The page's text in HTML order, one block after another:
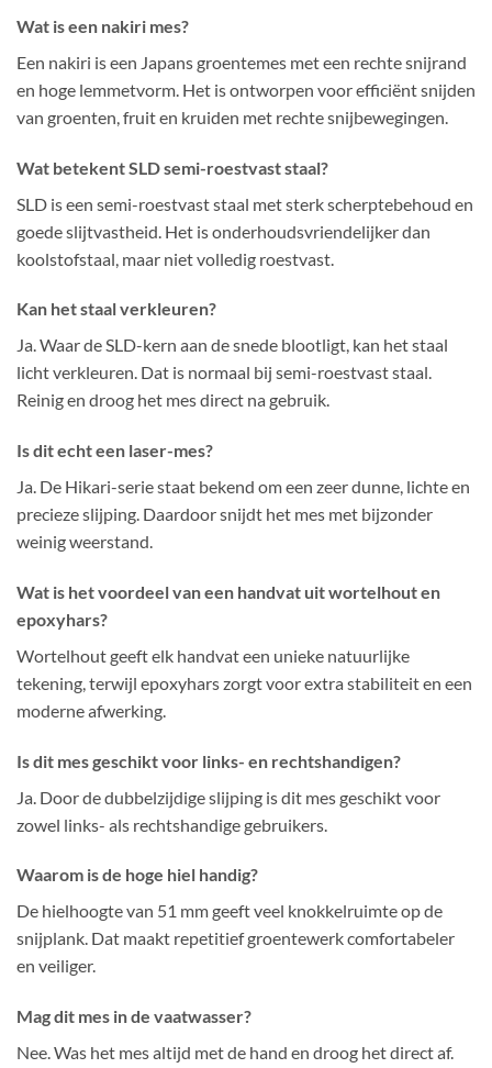
Wat is een nakiri mes?
Een nakiri is een Japans groentemes met een rechte snijrand
en hoge lemmetvorm. Het is ontworpen voor efficiënt snijden
van groenten, fruit en kruiden met rechte snijbewegingen.
Wat betekent SLD semi-roestvast staal?
SLD is een semi-roestvast staal met sterk scherptebehoud en
goede slijtvastheid. Het is onderhoudsvriendelijker dan
koolstofstaal, maar niet volledig roestvast.
Kan het staal verkleuren?
Ja. Waar de SLD-kern aan de snede blootligt, kan het staal
licht verkleuren. Dat is normaal bij semi-roestvast staal.
Reinig en droog het mes direct na gebruik.
Is dit echt een laser-mes?
Ja. De Hikari-serie staat bekend om een zeer dunne, lichte en
precieze slijping. Daardoor snijdt het mes met bijzonder
weinig weerstand.
Wat is het voordeel van een handvat uit wortelhout en
epoxyhars?
Wortelhout geeft elk handvat een unieke natuurlijke
tekening, terwijl epoxyhars zorgt voor extra stabiliteit en een
moderne afwerking.
Is dit mes geschikt voor links- en rechtshandigen?
Ja. Door de dubbelzijdige slijping is dit mes geschikt voor
zowel links- als rechtshandige gebruikers.
Waarom is de hoge hiel handig?
De hielhoogte van 51 mm geeft veel knokkelruimte op de
snijplank. Dat maakt repetitief groentewerk comfortabeler
en veiliger.
Mag dit mes in de vaatwasser?
Nee. Was het mes altijd met de hand en droog het direct af.